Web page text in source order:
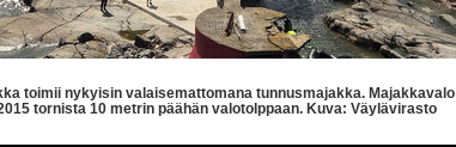
toimii nykyisin valaisemattomana tunnusmajakka. Majakkavalo
tornista 10 metrin päähän valotolppaan. Kuva: Väylävirasto